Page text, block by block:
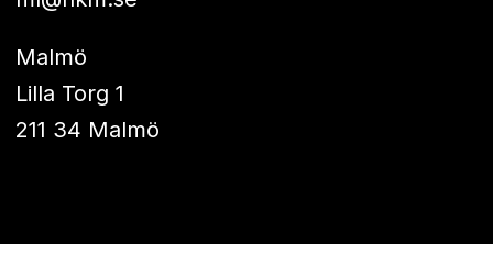
Malmö
Lilla Torg 1
211 34 Malmö